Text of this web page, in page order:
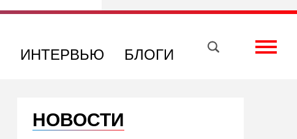
ИНТЕРВЬЮ БЛОГИ
ВконтактеТелеграм
НОВОСТИ